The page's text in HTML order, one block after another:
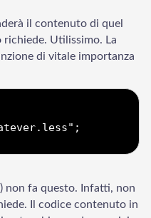
il contenuto di quel
richiede. Utilissimo. La
di vitale importanza
non fa questo. Infatti, non
Il codice contenuto in